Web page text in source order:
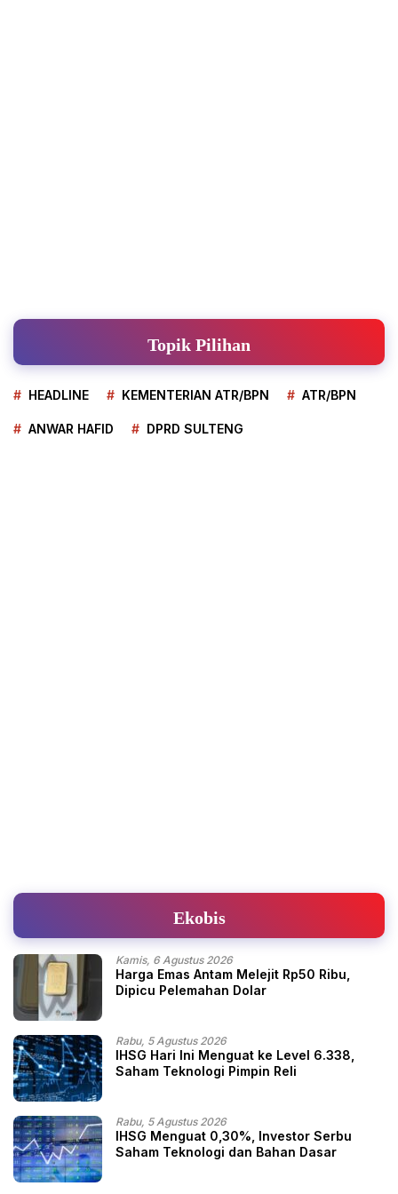
Topik Pilihan
HEADLINE KEMENTERIAN ATR/BPN ATR/BPN
ANWAR HAFID DPRD SULTENG
Ekobis
Kamis, 6 Agustus 2026
Harga Emas Antam Melejit Rp50 Ribu,
Dipicu Pelemahan Dolar
Rabu, 5 Agustus 2026
IHSG Hari Ini Menguat ke Level 6.338,
Saham Teknologi Pimpin Reli
Rabu, 5 Agustus 2026
IHSG Menguat 0,30%, Investor Serbu
Saham Teknologi dan Bahan Dasar